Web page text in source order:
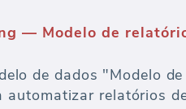
de análise de
e limpeza de
dados.